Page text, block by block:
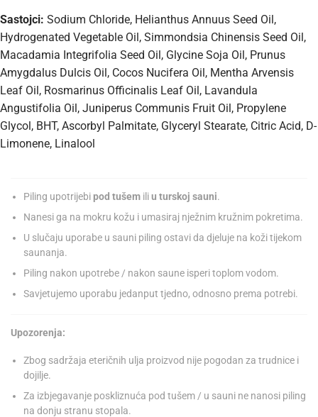
Sastojci: Sodium Chloride, Helianthus Annuus Seed Oil,
Hydrogenated Vegetable Oil, Simmondsia Chinensis Seed Oil,
Macadamia Integrifolia Seed Oil, Glycine Soja Oil, Prunus
Amygdalus Dulcis Oil, Cocos Nucifera Oil, Mentha Arvensis
Leaf Oil, Rosmarinus Officinalis Leaf Oil, Lavandula
Angustifolia Oil, Juniperus Communis Fruit Oil, Propylene
Glycol, BHT, Ascorbyl Palmitate, Glyceryl Stearate, Citric Acid, D-
Limonene, Linalool
Piling upotrijebipod tušemiliu turskoj sauni.
Nanesi ga na mokru kožu i umasiraj nježnim kružnim pokretima.
U slučaju uporabe u sauni piling ostavi da djeluje na koži tijekom
saunanja.
Piling nakon upotrebe / nakon saune isperi toplom vodom.
Savjetujemo uporabu jedanput tjedno, odnosno prema potrebi.
Upozorenja:
Zbog sadržaja eteričnih ulja proizvod nije pogodan za trudnice i
dojilje.
Za izbjegavanje poskliznuća pod tušem / u sauni ne nanosi piling
na donju stranu stopala.